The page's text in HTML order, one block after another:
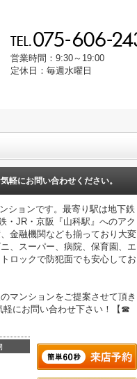
営業時間：9:30～19:00
定休日：毎週水曜日
軽にお問い合わせください。
ションです。最寄り駅は地下鉄
・JR・京阪『山科駅』へのアク
金融機関なども揃っており大変
、スーパー、病院、保育園、エ
ロックで防犯面でも安心してお
マンションをご提案させて頂き
軽にお問い合わせ下さい！【☎